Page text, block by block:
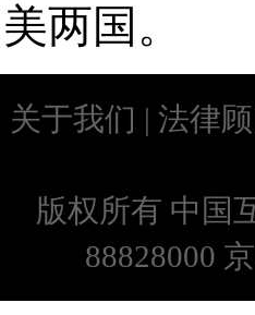
美两国。
关于我们 | 法律顾
版权所有 中国
88828000